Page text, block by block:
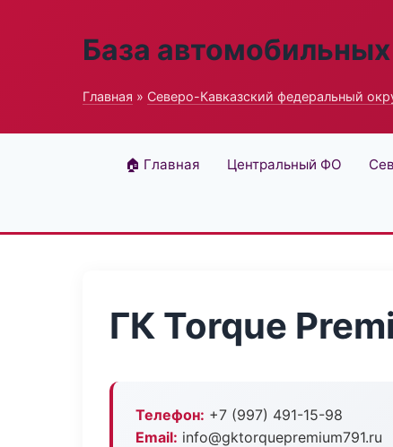
База
Главная » Северо-Кавказский федеральный
🏠 Главная Центральный ФО
ГК Torque
Телефон: +7 (997) 491-15-98
Email: info@gktorquepremium791.ru